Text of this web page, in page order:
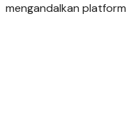
mengandalkan